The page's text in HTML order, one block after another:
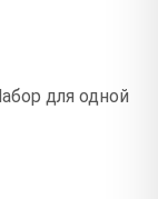
для одной